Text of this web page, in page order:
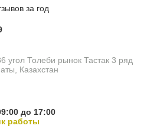
за год
угол Толеби рынок Тастак 3 ряд
Казахстан
до 17:00
работы